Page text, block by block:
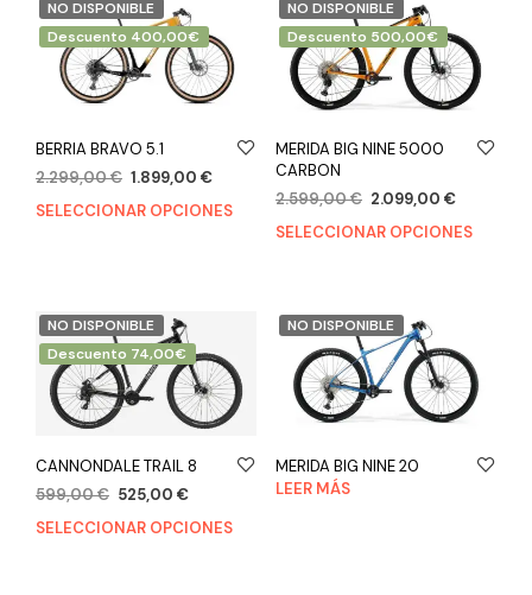
NO DISPONIBLE
Descuento 400,00€
BERRIA BRAVO 5.1
2.299,00€ 1.899,00 €
SELECCIONAR OPCIONES
NO DISPONIBLE
Descuento 500,00€
MERIDA BIG NINE 5000
CARBON
2.599,00€ 2.099,00 €
SELECCIONAR OPCIONES
NO DISPONIBLE
Descuento 74,00€
CANNONDALE TRAIL 8
599,00€ 525,00 €
SELECCIONAR OPCIONES
NO DISPONIBLE
MERIDA BIG NINE 20
LEER MÁS